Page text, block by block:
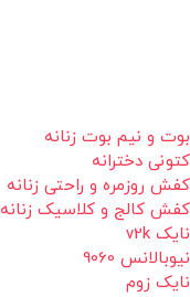
بوت و نیم بوت زنانه
کتونی دخترانه
کفش روزمره و راحتی زنانه
کفش کالج و کلاسیک زنانه
نایک v2k
نیوبالانس 9060
نایک زوم